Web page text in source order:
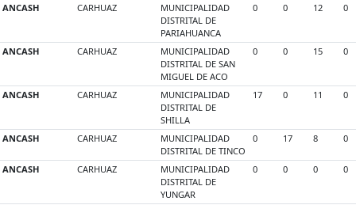
ANCASH CARHUAZ
MUNICIPALIDAD
DISTRITAL DE
PARIAHUANCA
0 0 12 0
ANCASH CARHUAZ
MUNICIPALIDAD
DISTRITAL DE SAN
MIGUEL DE ACO
0 0 15 0
ANCASH CARHUAZ
MUNICIPALIDAD
DISTRITAL DE
SHILLA
17 0 11 0
ANCASH CARHUAZ
MUNICIPALIDAD
DISTRITAL DE TINCO
0 17 8 0
ANCASH CARHUAZ
MUNICIPALIDAD
DISTRITAL DE
YUNGAR
0 0 0 0